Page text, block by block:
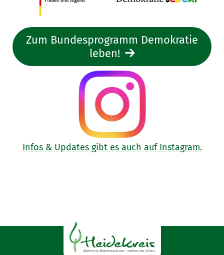
Zum Bundesprogramm Demokratie
leben!
Infos & Updates gibt es auch auf Instagram.